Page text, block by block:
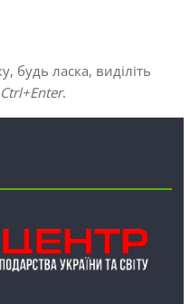
ласка, виділіть
Ctrl+Enter.